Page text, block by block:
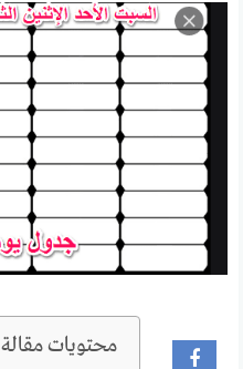
محتويات مقالة